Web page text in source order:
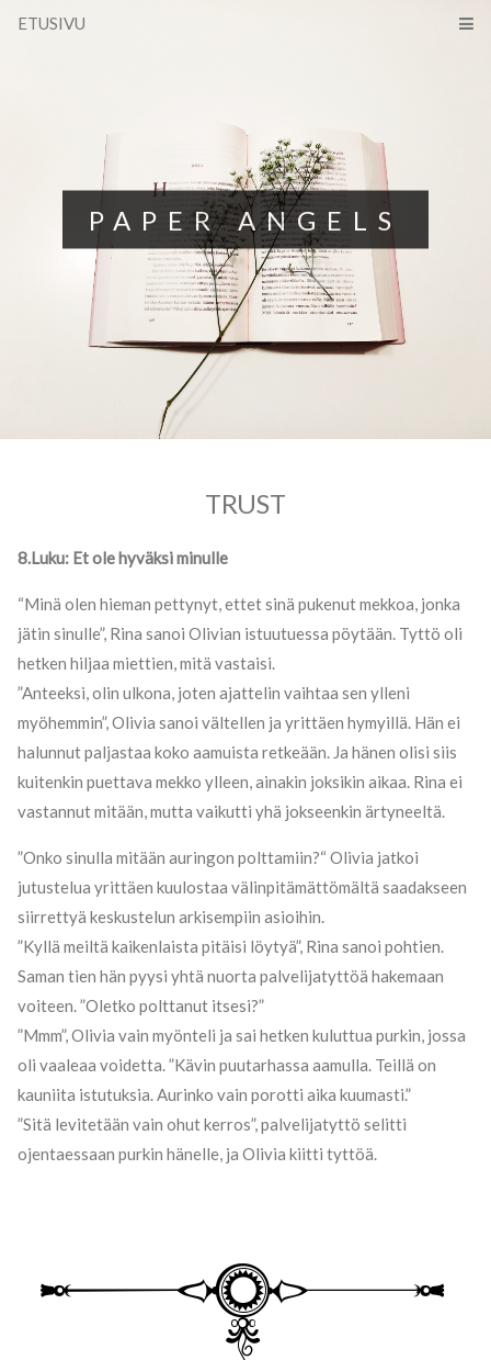
ETUSIVU
PAPER ANGELS
TRUST
8.Luku: Et ole hyväksi minulle
“Minä olen hieman pettynyt, ettet sinä pukenut mekkoa, jonka
jätin sinulle”, Rina sanoi Olivian istuutuessa pöytään. Tyttö oli
hetken hiljaa miettien, mitä vastaisi.
”Anteeksi, olin ulkona, joten ajattelin vaihtaa sen ylleni
myöhemmin”, Olivia sanoi vältellen ja yrittäen hymyillä. Hän ei
halunnut paljastaa koko aamuista retkeään. Ja hänen olisi siis
kuitenkin puettava mekko ylleen, ainakin joksikin aikaa. Rina ei
vastannut mitään, mutta vaikutti yhä jokseenkin ärtyneeltä.
”Onko sinulla mitään auringon polttamiin?“ Olivia jatkoi
jutustelua yrittäen kuulostaa välinpitämättömältä saadakseen
siirrettyä keskustelun arkisempiin asioihin.
”Kyllä meiltä kaikenlaista pitäisi löytyä”, Rina sanoi pohtien.
Saman tien hän pyysi yhtä nuorta palvelijatyttöä hakemaan
voiteen. ”Oletko polttanut itsesi?”
”Mmm”, Olivia vain myönteli ja sai hetken kuluttua purkin, jossa
oli vaaleaa voidetta. ”Kävin puutarhassa aamulla. Teillä on
kauniita istutuksia. Aurinko vain porotti aika kuumasti.”
”Sitä levitetään vain ohut kerros”, palvelijatyttö selitti
ojentaessaan purkin hänelle, ja Olivia kiitti tyttöä.